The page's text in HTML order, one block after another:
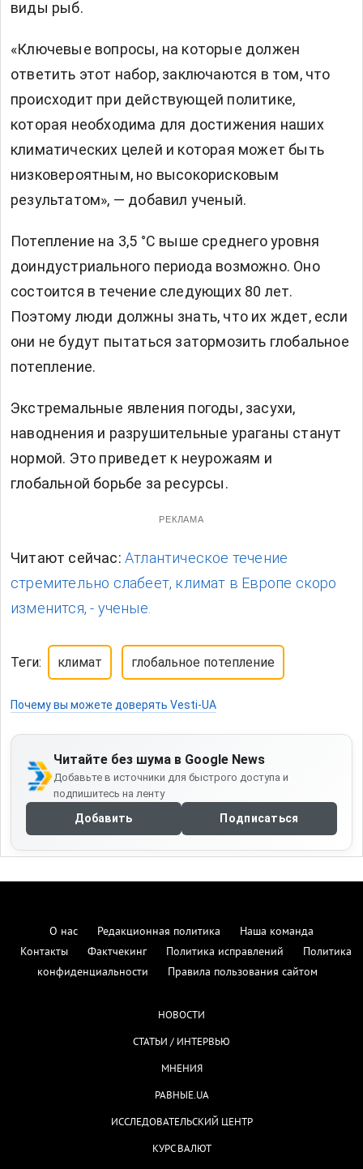
виды рыб.
«Ключевые вопросы, на которые должен
ответить этот набор, заключаются в том, что
происходит при действующей политике,
которая необходима для достижения наших
климатических целей и которая может быть
низковероятным, но высокорисковым
результатом», — добавил ученый.
Потепление на 3,5 °C выше среднего уровня
доиндустриального периода возможно. Оно
состоится в течение следующих 80 лет.
Поэтому люди должны знать, что их ждет, если
они не будут пытаться затормозить глобальное
потепление.
Экстремальные явления погоды, засухи,
наводнения и разрушительные ураганы станут
нормой. Это приведет к неурожаям и
глобальной борьбе за ресурсы.
РЕКЛАМА
Читают сейчас: Атлантическое течение
стремительно слабеет, климат в Европе скоро
изменится, - ученые.
Теги: климат глобальное потепление
Почему вы можете доверять Vesti-UA
Читайте без шума в Google News
Добавьте в источники для быстрого доступа и
подпишитесь на ленту
Добавить Подписаться
О нас Редакционная политика
Наша команда
Контакты
Фактчекинг Политика исправлений
Политика
конфиденциальности
Правила пользования сайтом
НОВОСТИ
СТАТЬИ / ИНТЕРВЬЮ
МНЕНИЯ
РАВНЫЕ.UA
ИССЛЕДОВАТЕЛЬСКИЙ ЦЕНТР
КУРС ВАЛЮТ